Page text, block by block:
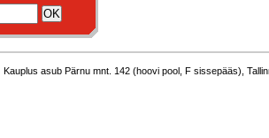
Kauplus asub Pärnu mnt. 142 (hoovi pool, F sissepääs),